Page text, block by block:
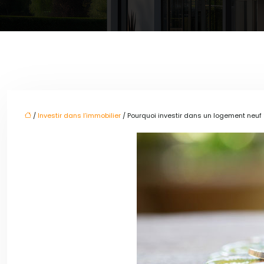
/Investir dans l’immobilier / Pourquoi investir dans un logement neuf